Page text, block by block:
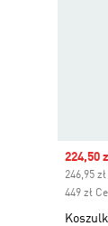
Sale
224,50
246,95
449 zł